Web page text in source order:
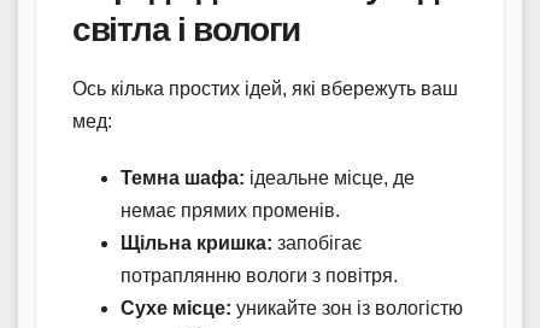
світла і вологи
Ось кілька простих ідей, які вбережуть ваш
мед:
Темна шафа: ідеальне місце, де
немає прямих променів.
Щільна кришка: запобігає
потраплянню вологи з повітря.
Сухе місце: уникайте зон із вологістю